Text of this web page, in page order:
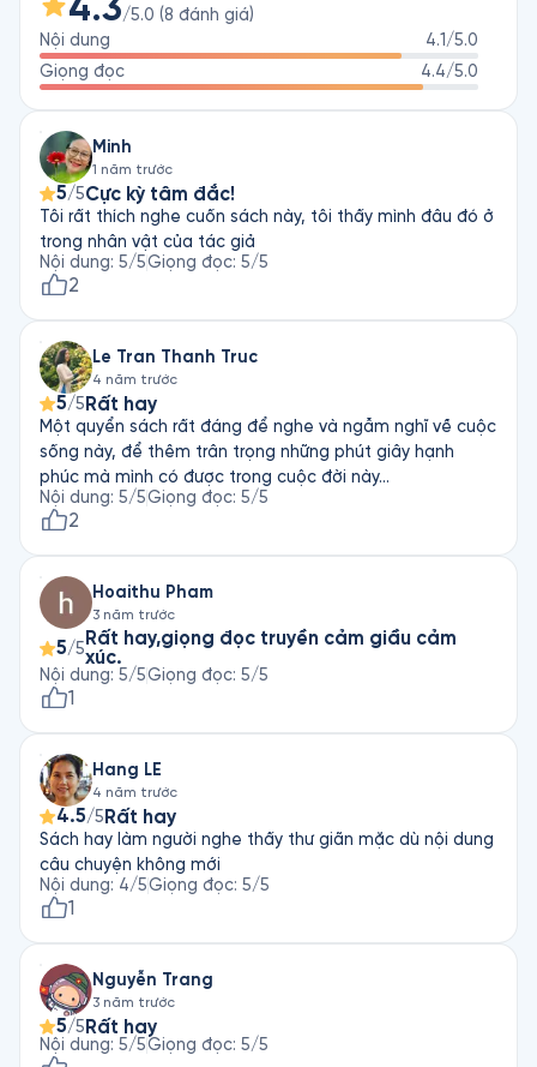
4.3/5.0 (8 đánh giá)
Nội dung
4.1 /5.0
Giọng đọc
4.4/5.0
Minh
1 năm trước
5/5Cực kỳ tâm đắc!
Tôi rất thích nghe cuốn sách này, tôi thấy mình đâu đó ở
trong nhân vật của tác giả
Nội dung: 5/5Giọng đọc: 5/5
2
Le Tran Thanh Truc
4 năm trước
5/5 Rất hay
Một quyển sách rất đáng để nghe và ngẫm nghĩ về cuộc
sống này, để thêm trân trọng những phút giây hạnh
phúc mà mình có được trong cuộc đời này...
Nội dung: 5/5Giọng đọc: 5/5
2
Hoaithu Pham
3 năm trước
5/5 Rất hay,giọng đọc truyền cảm giầu cảm
xúc.
Nội dung: 5/5Giọng đọc: 5/5
1
Hang LE
4 năm trước
4.5/5 Rất hay
Sách hay làm người nghe thấy thư giãn mặc dù nội dung
câu chuyện không mới
Nội dung: 4/5Giọng đọc: 5/5
1
Nguyễn Trang
3 năm trước
5/5 Rất hay
Nội dung: 5/5Giọng đọc: 5/5